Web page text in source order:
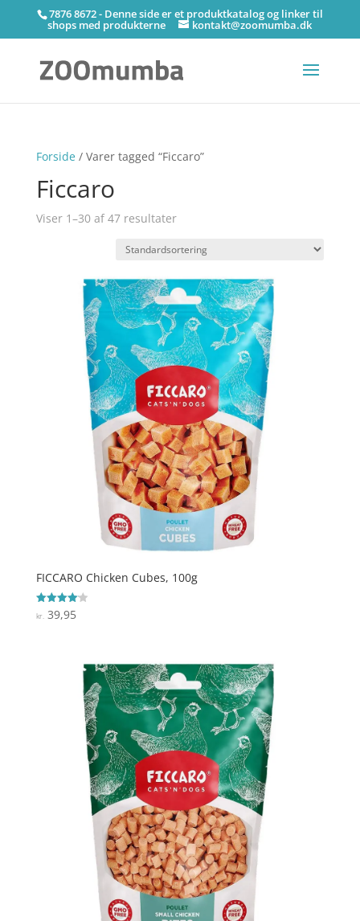
7876 8672 - Denne side er et produktkatalog og linker til
shops med produkterne kontakt@zoomumba.dk
Forside/ Varer tagged “Ficcaro”
Ficcaro
Viser 1–30 af 47 resultater
FICCARO Chicken Cubes, 100g
Vurderet
4.1
kr.39,95